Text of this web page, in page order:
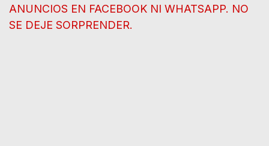
ANUNCIOS EN FACEBOOK NI WHATSAPP. NO
SE DEJE SORPRENDER.